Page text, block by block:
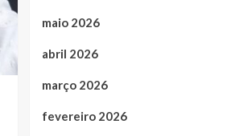
maio 2026
abril 2026
março 2026
fevereiro 2026